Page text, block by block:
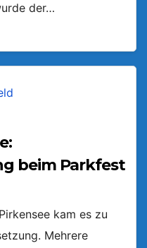
der…
beim Parkfest
kam es zu
Mehrere